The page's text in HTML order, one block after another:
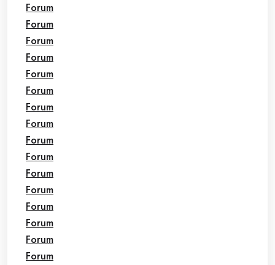
Forum
Forum
Forum
Forum
Forum
Forum
Forum
Forum
Forum
Forum
Forum
Forum
Forum
Forum
Forum
Forum